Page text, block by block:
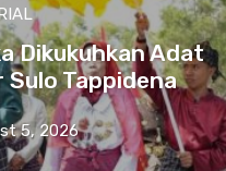
Dikukuhkan Adat
Sulo Tappidena
5, 2026